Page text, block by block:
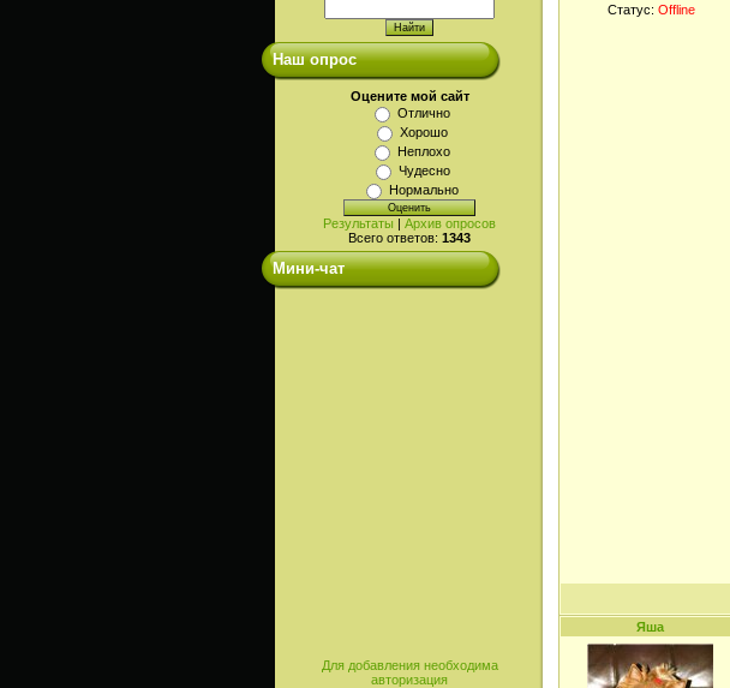
Наш опрос
Оцените мой сайт
Отлично
Хорошо
Неплохо
Чудесно
Нормально
Результаты | Архив опросов
Всего ответов: 1343
Мини-чат
Для добавления необходима
авторизация
Статус: Offline
Яша